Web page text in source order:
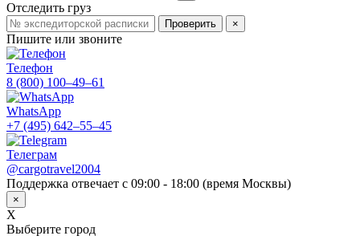
Отследить груз
Проверить ×
Пишите или звоните
Телефон
8 (800) 100–49–61
WhatsApp
+7 (495) 642–55–45
Телеграм
@cargotravel2004
Поддержка отвечает с 09:00 - 18:00 (время Москвы)
×
X
Выберите город